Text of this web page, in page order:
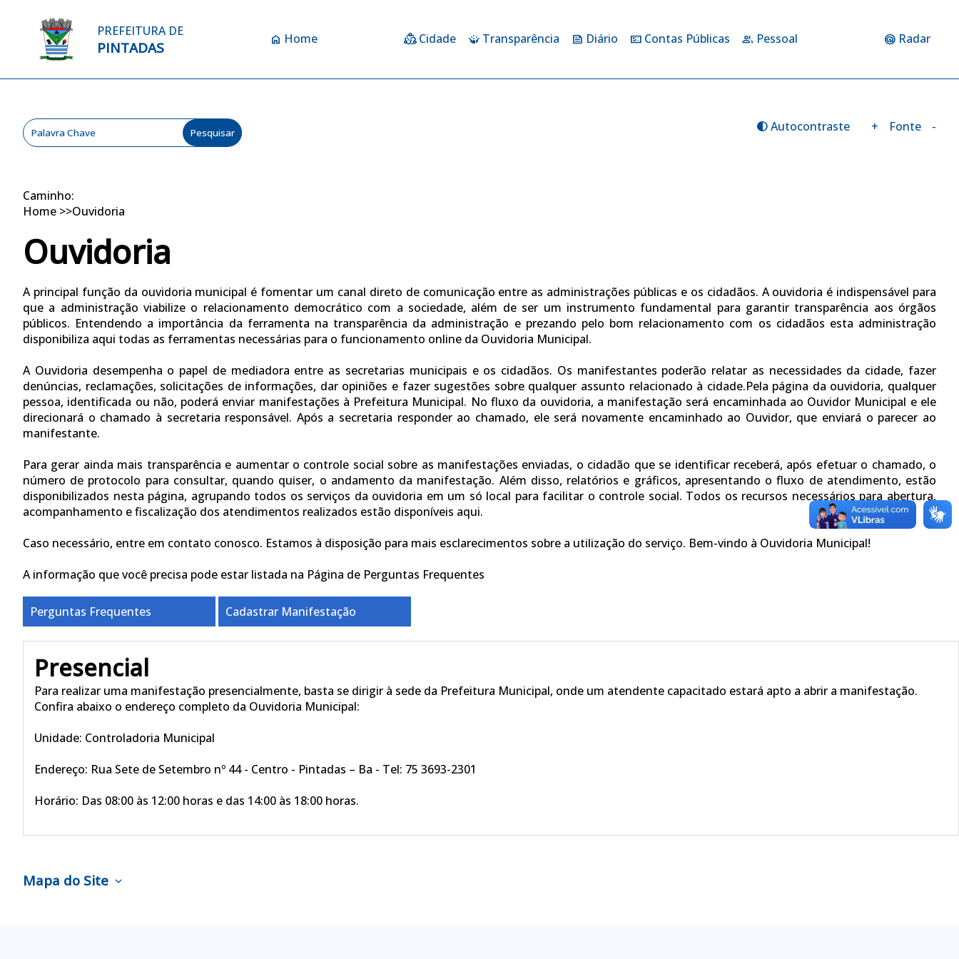
PREFEITURA DE
PINTADAS home Home diversity_2Cidade crowdsource Transparência feed Diário price_change Contas Públicas group Pessoal radar Radar
contrastAutocontraste + Fonte -
Caminho:
Home >>Ouvidoria
Ouvidoria
A principal função da ouvidoria municipal é fomentar um canal direto de comunicação entre as administrações públicas e os cidadãos. A ouvidoria é indispensável para
que a administração viabilize o relacionamento democrático com a sociedade, além de ser um instrumento fundamental para garantir transparência aos órgãos
públicos. Entendendo a importância da ferramenta na transparência da administração e prezando pelo bom relacionamento com os cidadãos esta administração
disponibiliza aqui todas as ferramentas necessárias para o funcionamento online da Ouvidoria Municipal.
A Ouvidoria desempenha o papel de mediadora entre as secretarias municipais e os cidadãos. Os manifestantes poderão relatar as necessidades da cidade, fazer
denúncias, reclamações, solicitações de informações, dar opiniões e fazer sugestões sobre qualquer assunto relacionado à cidade.Pela página da ouvidoria, qualquer
pessoa, identificada ou não, poderá enviar manifestações à Prefeitura Municipal. No fluxo da ouvidoria, a manifestação será encaminhada ao Ouvidor Municipal e ele
direcionará o chamado à secretaria responsável. Após a secretaria responder ao chamado, ele será novamente encaminhado ao Ouvidor, que enviará o parecer ao
manifestante.
Para gerar ainda mais transparência e aumentar o controle social sobre as manifestações enviadas, o cidadão que se identificar receberá, após efetuar o chamado, o
número de protocolo para consultar, quando quiser, o andamento da manifestação. Além disso, relatórios e gráficos, apresentando o fluxo de atendimento, estão
disponibilizados nesta página, agrupando todos os serviços da ouvidoria em um só local para facilitar o controle social. Todos os recursos necessários para abertura,
acompanhamento e fiscalização dos atendimentos realizados estão disponíveis aqui.
Caso necessário, entre em contato conosco. Estamos à disposição para mais esclarecimentos sobre a utilização do serviço. Bem-vindo à Ouvidoria Municipal!
A informação que você precisa pode estar listada na Página de Perguntas Frequentes
Perguntas Frequentes Cadastrar Manifestação
Presencial
Para realizar uma manifestação presencialmente, basta se dirigir à sede da Prefeitura Municipal, onde um atendente capacitado estará apto a abrir a manifestação.
Confira abaixo o endereço completo da Ouvidoria Municipal:
Unidade: Controladoria Municipal
Endereço: Rua Sete de Setembro nº 44 - Centro - Pintadas – Ba - Tel: 75 3693-2301
Horário: Das 08:00 às 12:00 horas e das 14:00 às 18:00 horas.
Mapa do Site expand_more